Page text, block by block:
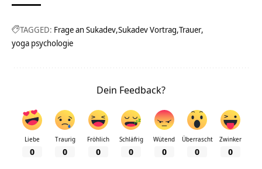
TAGGED: Frage an Sukadev Sukadev Vortrag Trauer
yoga psychologie
Dein Feedback?
Liebe
0
Traurig
0
Fröhlich
0
Schläfrig
0
Wütend
0
Überrascht
0
Zwinker
0